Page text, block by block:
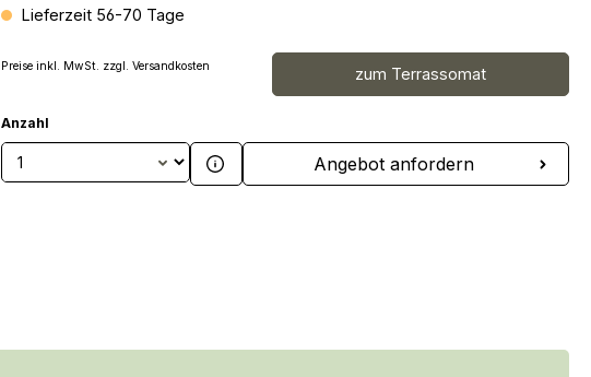
Lieferzeit 56-70 Tage
Preise inkl. MwSt. zzgl. Versandkosten zum Terrassomat
Anzahl
Produkt Anzahl: Gib den gewünschten Wert
Angebot anfordern